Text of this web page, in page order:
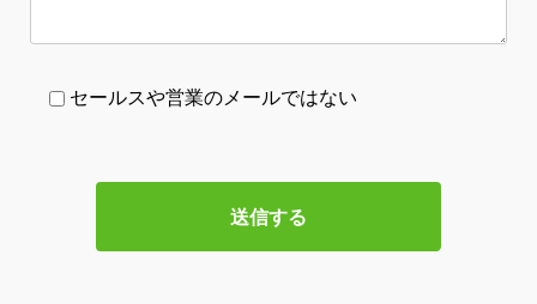
セールスや営業のメールではない